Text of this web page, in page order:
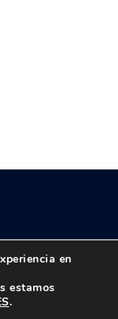
reservados
en
estamos
.